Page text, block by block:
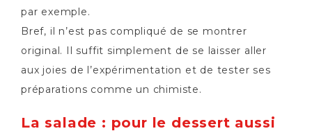
par exemple.
Bref, il n’est pas compliqué de se montrer
original. Il suffit simplement de se laisser aller
aux joies de l’expérimentation et de tester ses
préparations comme un chimiste.
La salade : pour le dessert aussi